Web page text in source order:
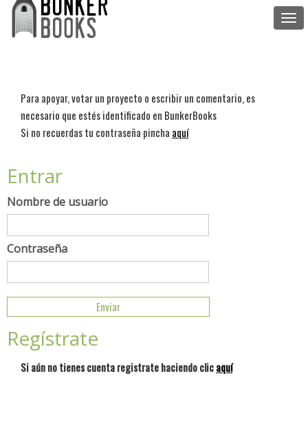
Para apoyar, votar un proyecto o escribir un comentario, es
necesario que estés identificado en BunkerBooks
Si no recuerdas tu contraseña pincha aquí
Entrar
Nombre de usuario
Contraseña
Regístrate
Si aún no tienes cuenta registrate haciendo clicaquí